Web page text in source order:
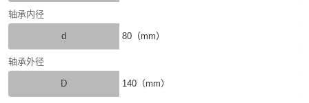
轴承内径
d 80（mm）
轴承外径
D 140（mm）